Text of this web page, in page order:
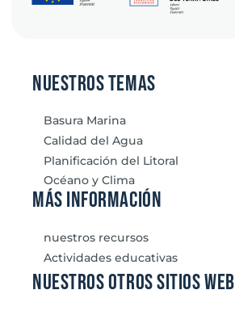
Nuestros temas
Basura Marina
Calidad del Agua
Planificación del Litoral
Océano y Clima
Más información
nuestros recursos
Actividades educativas
nuestros otros sitios web